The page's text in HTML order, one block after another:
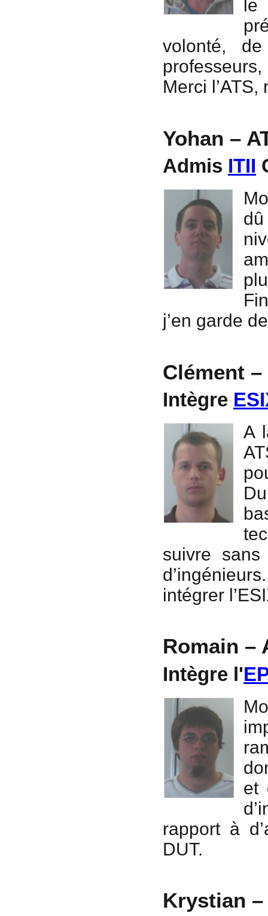
le
volonté,
Merci
Yohan –
Admis ITII
j’en garde
Clément –
Intègre
A
suivre
intégrer
Romain –
Intègre l'
et
rapport à
DUT.
Krystian –